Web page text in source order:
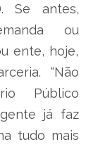
Se antes,
ou
ente, hoje,
“Não
Público
já faz
tudo mais